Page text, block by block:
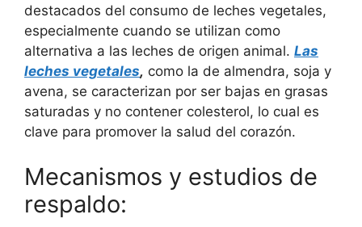
destacados del consumo de leches vegetales,
especialmente cuando se utilizan como
alternativa a las leches de origen animal. Las
leches vegetales, como la de almendra, soja y
avena, se caracterizan por ser bajas en grasas
saturadas y no contener colesterol, lo cual es
clave para promover la salud del corazón.
Mecanismos y estudios de
respaldo: